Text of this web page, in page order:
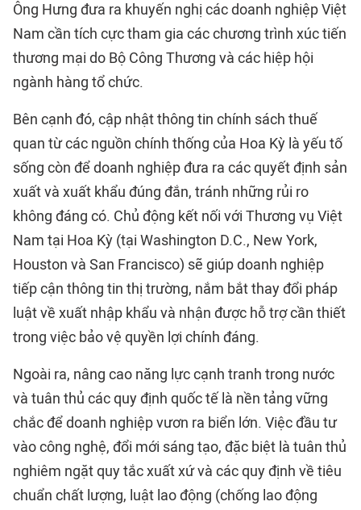
Ông Hưng đưa ra khuyến nghị các doanh nghiệp Việt
Nam cần tích cực tham gia các chương trình xúc tiến
thương mại do Bộ Công Thương và các hiệp hội
ngành hàng tổ chức.
Bên cạnh đó, cập nhật thông tin chính sách thuế
quan từ các nguồn chính thống của Hoa Kỳ là yếu tố
sống còn để doanh nghiệp đưa ra các quyết định sản
xuất và xuất khẩu đúng đắn, tránh những rủi ro
không đáng có. Chủ động kết nối với Thương vụ Việt
Nam tại Hoa Kỳ (tại Washington D.C., New York,
Houston và San Francisco) sẽ giúp doanh nghiệp
tiếp cận thông tin thị trường, nắm bắt thay đổi pháp
luật về xuất nhập khẩu và nhận được hỗ trợ cần thiết
trong việc bảo vệ quyền lợi chính đáng.
Ngoài ra, nâng cao năng lực cạnh tranh trong nước
và tuân thủ các quy định quốc tế là nền tảng vững
chắc để doanh nghiệp vươn ra biển lớn. Việc đầu tư
vào công nghệ, đổi mới sáng tạo, đặc biệt là tuân thủ
nghiêm ngặt quy tắc xuất xứ và các quy định về tiêu
chuẩn chất lượng, luật lao động (chống lao động